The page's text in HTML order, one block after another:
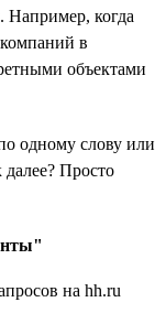
Например, когда
в
объектами
одному слову или
Просто